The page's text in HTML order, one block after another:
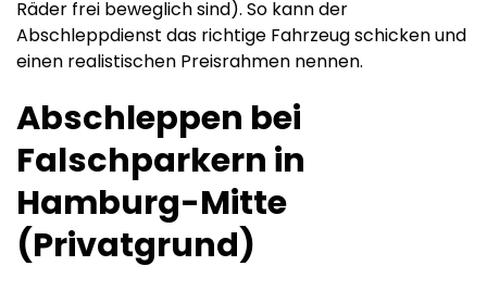
Räder frei beweglich sind). So kann der
Abschleppdienst das richtige Fahrzeug schicken und
einen realistischen Preisrahmen nennen.
Abschleppen bei
Falschparkern in
Hamburg-Mitte
(Privatgrund)